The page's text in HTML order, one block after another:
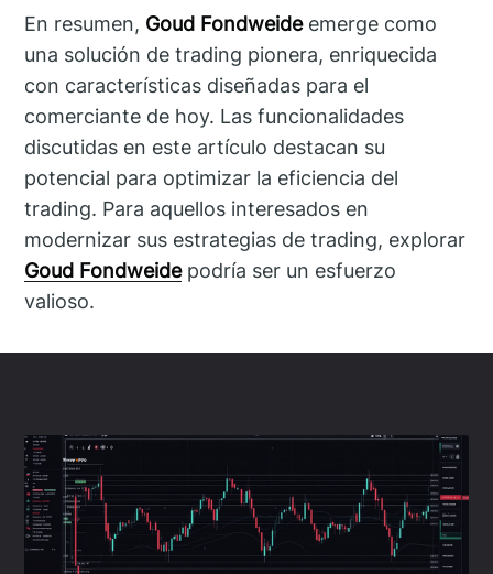
En resumen, Goud Fondweideemerge como
una solución de trading pionera, enriquecida
con características diseñadas para el
comerciante de hoy. Las funcionalidades
discutidas en este artículo destacan su
potencial para optimizar la eficiencia del
trading. Para aquellos interesados en
modernizar sus estrategias de trading, explorar
Goud Fondweidepodría ser un esfuerzo
valioso.